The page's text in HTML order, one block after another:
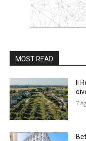
MOST READ
Il
7